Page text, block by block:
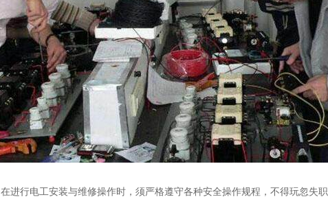
在进行电工安装与维修操作时，须严格遵守各种安全操作规程，不得玩忽失职